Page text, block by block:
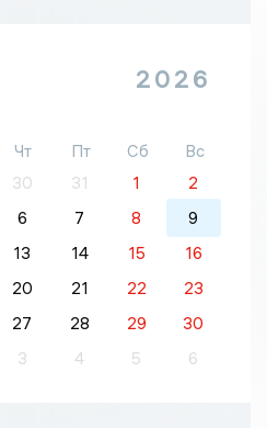
2026
Чт Пт Сб
Вс
30 31 1
2
6 7 8
9
13 14 15
16
20 21 22
23
27 28 29
30
3 4 5 6